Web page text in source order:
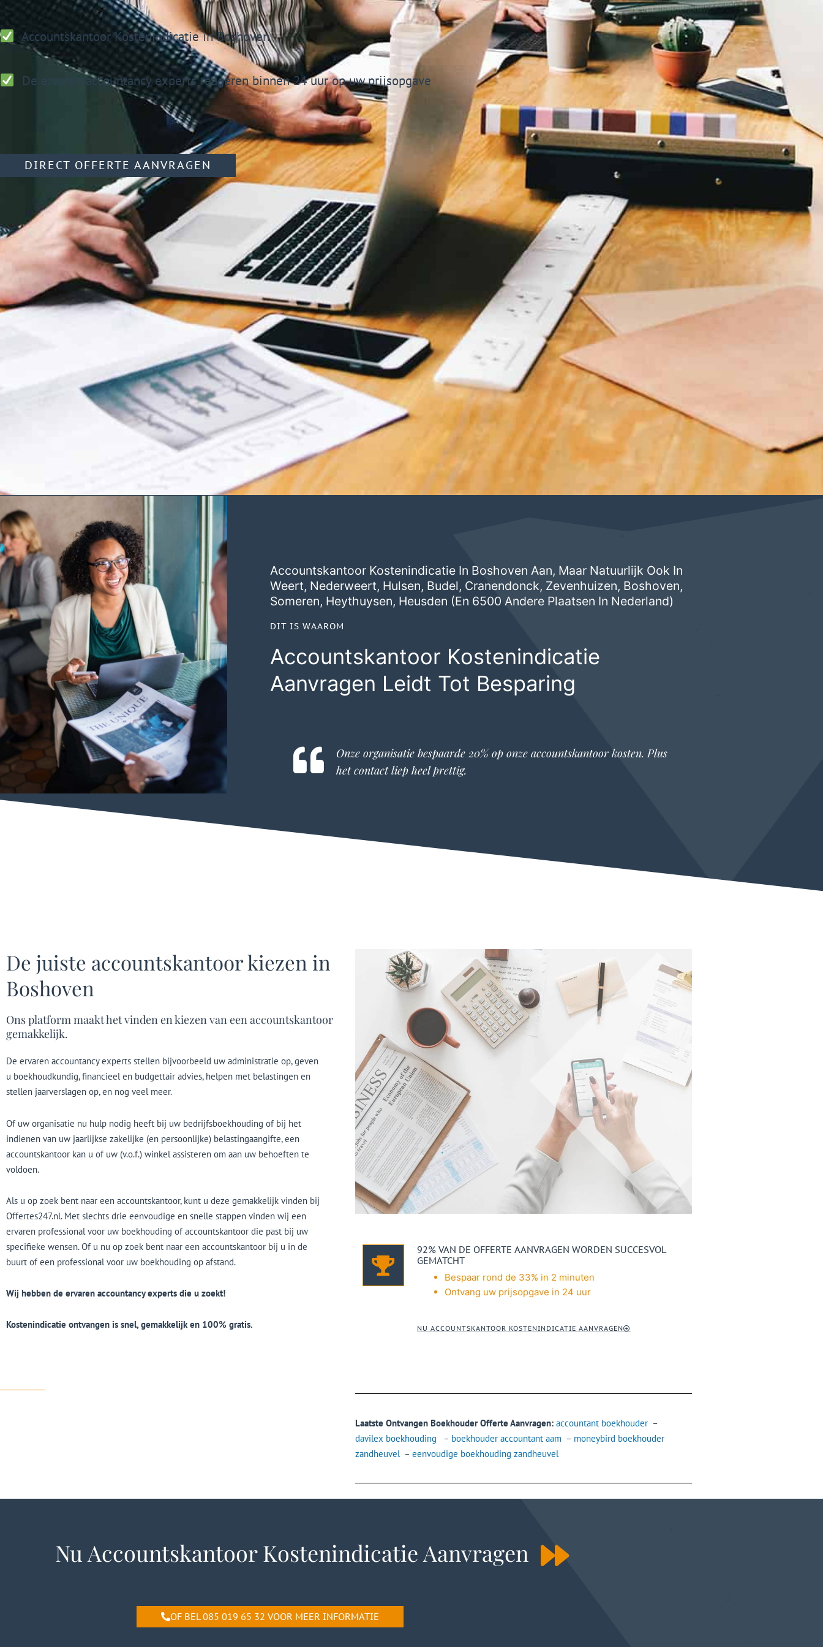
AccountskantoorKostenindicatie in Boshoven
De ervaren accountancy experts reageren binnen 24 uur op uw prijsopgave
DIRECT OFFERTE AANVRAGEN
Accountskantoor Kostenindicatie In Boshoven Aan, Maar Natuurlijk Ook In
Weert, Nederweert, Hulsen, Budel, Cranendonck, Zevenhuizen, Boshoven,
Someren, Heythuysen, Heusden (en 6500 Andere Plaatsen In Nederland)
DIT IS WAAROM
Accountskantoor Kostenindicatie
Aanvragen Leidt Tot Besparing
Onze organisatie bespaarde 20% op onze accountskantoorkosten. Plus
het contact liep heel prettig.
De juiste accountskantoor kiezen in
Boshoven
Ons platform maakt het vinden en kiezen van een accountskantoor
gemakkelijk.
De ervaren accountancy experts stellen bijvoorbeeld uw administratie op, geven
u boekhoudkundig, financieel en budgettair advies, helpen met belastingen en
stellen jaarverslagen op, en nog veel meer.
Of uw organisatie nu hulp nodig heeft bij uw bedrijfsboekhouding of bij het
indienen van uw jaarlijkse zakelijke (en persoonlijke) belastingaangifte, een
accountskantoor kan u of uw (v.o.f.) winkel assisteren om aan uw behoeften te
voldoen.
Als u op zoek bent naar een accountskantoor, kunt u deze gemakkelijk vinden bij
Offertes247.nl. Met slechts drie eenvoudige en snelle stappen vinden wij een
ervaren professional voor uw boekhouding of accountskantoor die past bij uw
specifieke wensen. Of u nu op zoek bent naar een accountskantoor bij u in de
buurt of een professional voor uw boekhouding op afstand.
Wij hebben de ervaren accountancy experts die u zoekt!
Kostenindicatie ontvangen is snel, gemakkelijk en 100% gratis.
92% VAN DE OFFERTE AANVRAGEN WORDEN SUCCESVOL
GEMATCHT
Bespaar rond de 33% in 2 minuten
Ontvang uw prijsopgave in 24 uur
NU ACCOUNTSKANTOOR KOSTENINDICATIE AANVRAGEN
Laatste Ontvangen Boekhouder Offerte Aanvragen: accountant boekhouder –
davilex boekhouding
– boekhouder accountant aam – moneybird boekhouder
zandheuvel – eenvoudige boekhouding zandheuvel
Nu Accountskantoor Kostenindicatie Aanvragen
OF BEL 085 019 65 32 VOOR MEER INFORMATIE